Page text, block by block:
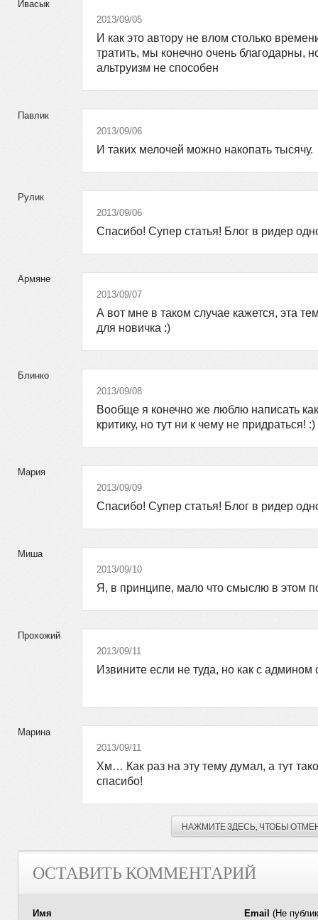
Ивасык
2013/09/05
И как это автору не влом столько
тратить, мы конечно очень благодарны,
альтруизм не способен
Павлик
2013/09/06
И таких мелочей можно накопать тысячу.
Рулик
2013/09/06
Спасибо! Супер статья! Блог в ридер
Армяне
2013/09/07
А вот мне в таком случае кажется, эта
для новичка :)
Блинко
2013/09/08
Вообще я конечно же люблю написать
критику, но тут ни к чему не придраться! :)
Мария
2013/09/09
Спасибо! Супер статья! Блог в ридер
Миша
2013/09/10
Я, в принципе, мало что смыслю в этом
Прохожий
2013/09/11
Извините если не туда, но как с админом
Марина
2013/09/11
Хм… Как раз на эту тему думал, а тут
спасибо!
ОСТАВИТЬ КОММЕНТАРИЙ
Имя Email (Не
НАЖМИТЕ ЗДЕСЬ, ЧТОБЫ